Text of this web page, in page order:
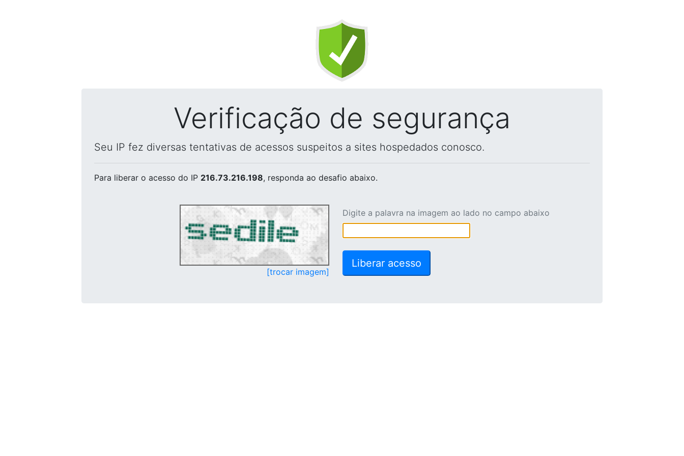
Verificação de segurança
Seu IP fez diversas tentativas de acessos suspeitos a sites hospedados conosco.
Para liberar o acesso do IP 216.73.216.198, responda ao desafio abaixo.
[trocar imagem]
Digite a palavra na imagem ao lado no campo abaixo